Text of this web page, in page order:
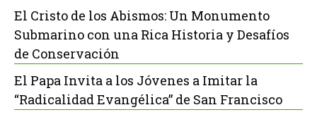
El Cristo de los Abismos: Un Monumento
Submarino con una Rica Historia y Desafíos
de Conservación
El Papa Invita a los Jóvenes a Imitar la
“Radicalidad Evangélica” de San Francisco